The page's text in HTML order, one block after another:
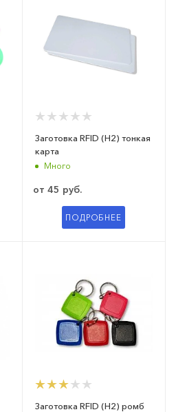
Заготовка RFID (H2) тонкая
карта
Много
от 45 руб.
ПОДРОБНЕЕ
Заготовка RFID (H2) ромб